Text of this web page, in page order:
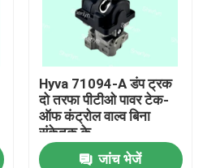
Hyva 71094-A डंप ट्रक
दो तरफा पीटीओ पावर टेक-
ऑफ कंट्रोल वाल्व बिना
संकेतक के
जांच भेजें